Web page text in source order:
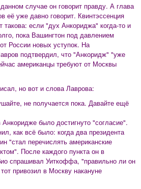
случае он говорит правду. А глава
её уже давно говорит. Квинтэссенция
такова: если "дух Анкориджа" когда-то и
пока Вашингтон под давлением
России новых уступок. На
подтвердил, что "Анкоридж" "уже
американцы требуют от Москвы
но вот и слова Лаврова:
не получается пока. Давайте ещё
было достигнуто "согласие".
как всё было: когда два президента
"стал перечислять американские
После каждого пункта он в
спрашивал Уиткоффа, "правильно ли он
привозил в Москву накануне